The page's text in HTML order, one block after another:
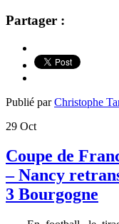
Partager :
Publié parChristophe
29 Oct
Coupe de
– Nancy
3 Bourgogne